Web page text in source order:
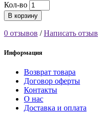
Кол-во
В корзину
0 отзывов /Написать отзыв
Информация
Возврат товара
Договор оферты
Контакты
О нас
Доставка и оплата